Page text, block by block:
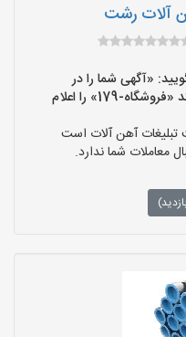
آلات رشت
«آگهی شما را در
سایت «آهن آلاتی ها» دیده ام و کد «فروشگاه-179» را اعلام
آهن آلات است
معاملات شما ندارد.